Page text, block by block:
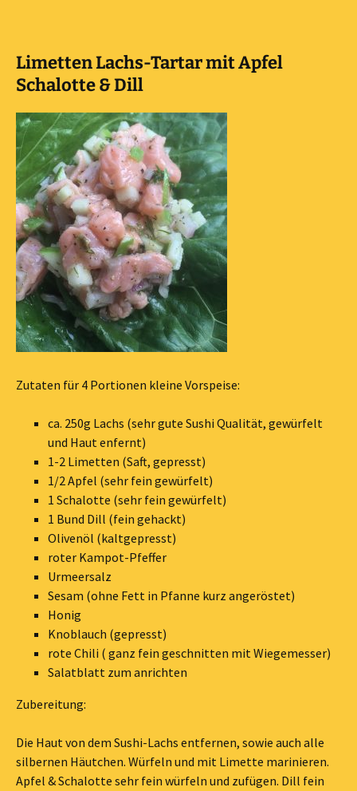
Limetten Lachs-Tartar mit Apfel
Schalotte & Dill
Zutaten für 4 Portionen kleine Vorspeise:
ca. 250g Lachs (sehr gute Sushi Qualität, gewürfelt
und Haut enfernt)
1-2 Limetten (Saft, gepresst)
1/2 Apfel (sehr fein gewürfelt)
1 Schalotte (sehr fein gewürfelt)
1 Bund Dill (fein gehackt)
Olivenöl (kaltgepresst)
roter Kampot-Pfeffer
Urmeersalz
Sesam (ohne Fett in Pfanne kurz angeröstet)
Honig
Knoblauch (gepresst)
rote Chili ( ganz fein geschnitten mit Wiegemesser)
Salatblatt zum anrichten
Zubereitung:
Die Haut von dem Sushi-Lachs entfernen, sowie auch alle
silbernen Häutchen. Würfeln und mit Limette marinieren.
Apfel & Schalotte sehr fein würfeln und zufügen. Dill fein